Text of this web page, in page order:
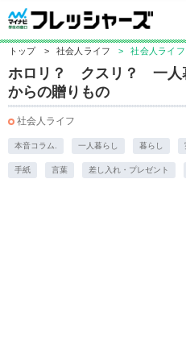
トップ > 社会人ライフ > 社会人ライフ
ホロリ？ クスリ？ 一人
からの贈りもの
社会人ライフ
本音コラム. 一人暮らし 暮らし
手紙 言葉 差し入れ・プレゼント